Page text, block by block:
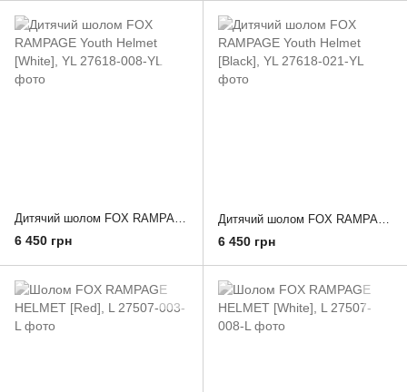
6 450 грн 6 450 грн